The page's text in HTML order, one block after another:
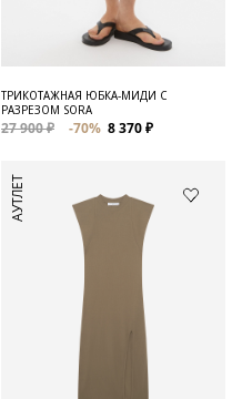
ТРИКОТАЖНАЯ ЮБКА-МИДИ С
РАЗРЕЗОМ SORA
27 900 ₽ -70% 8 370 ₽
АУТЛЕТ